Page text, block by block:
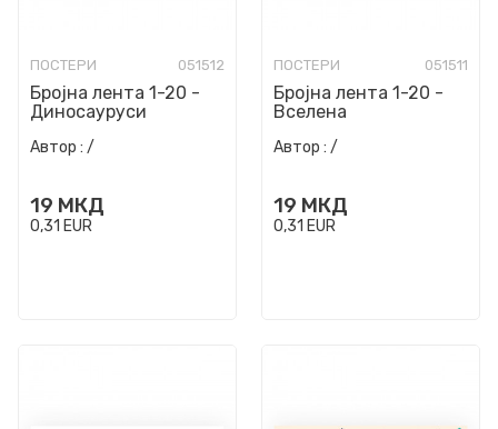
ПОСТЕРИ 051512
Бројна лента 1-20 -
Диносауруси
Автор : /
19 МКД
0,31 EUR
ПОСТЕРИ 051511
Бројна лента 1-20 -
Вселена
Автор : /
19 МКД
0,31 EUR